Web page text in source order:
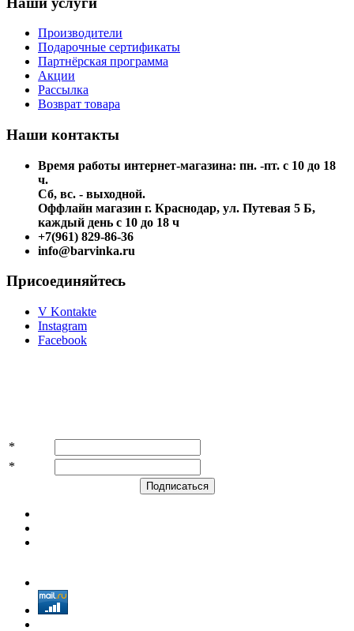
Производители
Подарочные сертификаты
Партнёрская программа
Акции
Рассылка
Возврат товара
Наши контакты
Время работы интернет-магазина: пн. -пт. с 10 до 18
ч.
Сб, вс. - выходной.
Оффлайн магазин г. Краснодар, ул. Путевая 5 Б,
каждый день с 10 до 18 ч
+7(961) 829-86-36
info@barvinka.ru
Присоединяйтесь
V Kontakte
Instagram
Facebook
*
*